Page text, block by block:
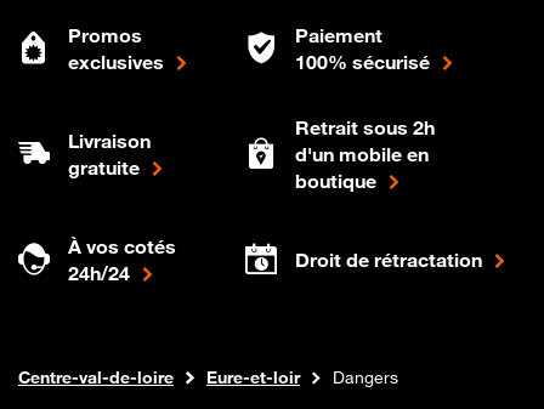
Promos
exclusives
Paiement
100% sécurisé
Livraison
gratuite
Retrait sous 2h
d'un mobile en
boutique
À vos cotés
24h/24
Droit de rétractation
Boutique Orange
Internet fibre
Centre-val-de-loire Eure-et-loir Dangers